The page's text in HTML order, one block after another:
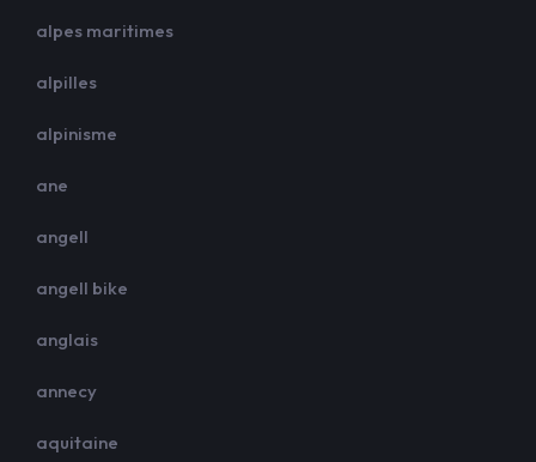
alpes maritimes
alpilles
alpinisme
ane
angell
angell bike
anglais
annecy
aquitaine